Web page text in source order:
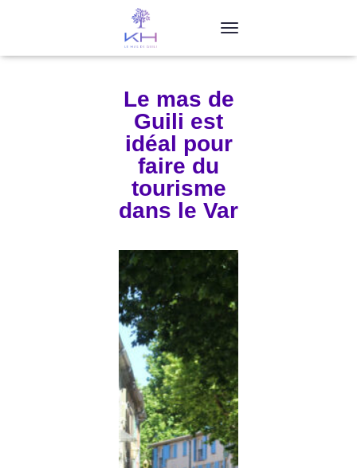
O
L
A
A
T
O
N
Le mas de
Guili est
idéal pour
faire du
tourisme
dans le Var